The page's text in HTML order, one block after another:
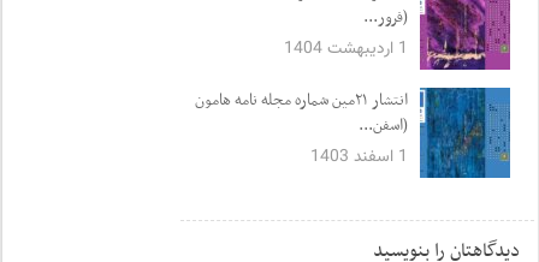
(فرور...
1 اردیبهشت 1404
انتشار ۲۱مین شماره مجله نامه هامون
(اسفن...
1 اسفند 1403
دیدگاهتان را بنویسید